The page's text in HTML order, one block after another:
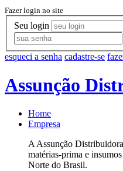
Fazer login no site
Seu login
esqueci a senha cadastre-se
Assunção
Home
Empresa
A Assunção
matérias-prima e
Norte do Brasil.